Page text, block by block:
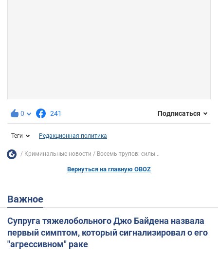
0 241 Подписаться
Теги Редакционная политика
Криминальные новости Восемь трупов: силы...
Вернуться на главную OBOZ
Важное
Супруга тяжелобольного Джо Байдена назвала
первый симптом, который сигнализировал о его
"агрессивном" раке